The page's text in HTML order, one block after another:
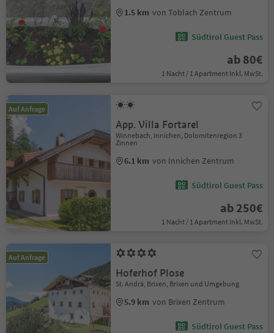
1.5 km von Toblach Zentrum
Südtirol Guest Pass
ab 80€
1 Nacht / 1 Apartment Inkl. MwSt.
Auf Anfrage
App. Villa Fortarel
Winnebach, Innichen, Dolomitenregion 3
Zinnen
6.1 km von Innichen Zentrum
Südtirol Guest Pass
ab 250€
1 Nacht / 1 Apartment Inkl. MwSt.
Auf Anfrage
Hoferhof Plose
St. Andrä, Brixen, Brixen und Umgebung
5.9 km von Brixen Zentrum
Südtirol Guest Pass